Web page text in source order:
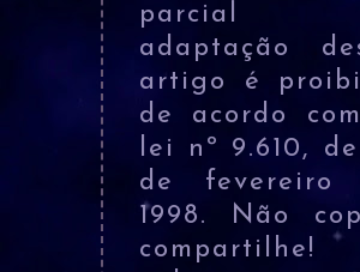
parcial
adaptação
artigo é
de acordo
lei nº 9.610, de
de fevereiro
1998. Não
compartilhe!